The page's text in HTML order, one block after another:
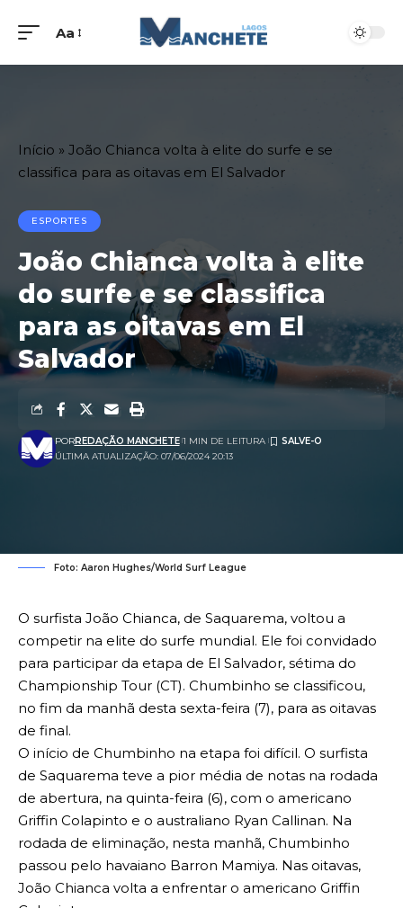
Aa
Início » João Chianca volta à elite do surfe e se
classifica para as oitavas em El Salvador
ESPORTES
João Chianca volta à elite
do surfe e se classifica
para as oitavas em El
Salvador
ÚLTIMA ATUALIZAÇÃO: 07/06/2024 20:13
PORREDAÇÃO MANCHETE 1 MIN DE LEITURA
Foto: Aaron Hughes/World Surf League
O surfista João Chianca, de Saquarema, voltou a
competir na elite do surfe mundial. Ele foi convidado
para participar da etapa de El Salvador, sétima do
Championship Tour (CT). Chumbinho se classificou,
no fim da manhã desta sexta-feira (7), para as oitavas
de final.
O início de Chumbinho na etapa foi difícil. O surfista
de Saquarema teve a pior média de notas na rodada
de abertura, na quinta-feira (6), com o americano
Griffin Colapinto e o australiano Ryan Callinan. Na
rodada de eliminação, nesta manhã, Chumbinho
passou pelo havaiano Barron Mamiya. Nas oitavas,
João Chianca volta a enfrentar o americano Griffin